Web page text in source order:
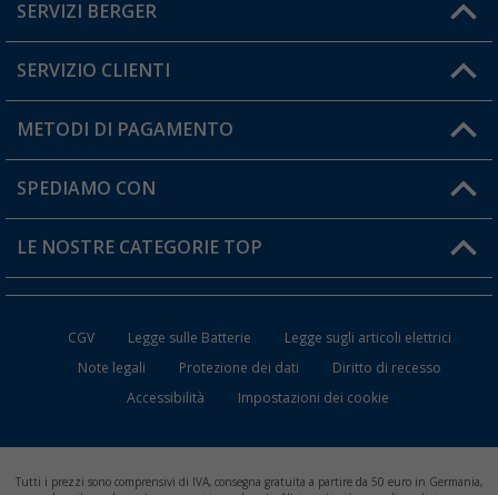
Hai una domanda?
SERVIZI BERGER
Diventare rivenditori
Il mio Account
Carta fedeltà Berger
SERVIZIO CLIENTI
Informazioni sulla spedizione
Resi
FAQ e Contatti
METODI DI PAGAMENTO
SPEDIAMO CON
LE NOSTRE CATEGORIE TOP
WC da Campeggio
Mobili per il Campeggio
Frigo Portatili
CGV Legge sulle Batterie
Legge sugli articoli elettrici
Note legali
Protezione dei dati
Diritto di recesso
Accessibilità
Impostazioni dei cookie
Tutti i prezzi sono comprensivi di IVA, consegna gratuita a partire da 50 euro in Germania,